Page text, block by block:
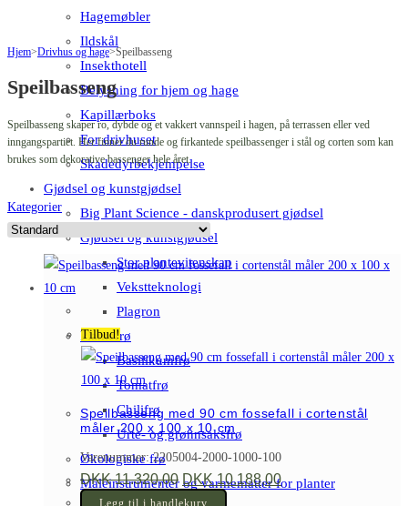
Hagemøbler
Ildskål
Insekthotell
Belysning for hjem og hage
Kapillærboks
For drivhuset
Skadedyrbekjempelse
Gjødsel og kunstgjødsel
Big Plant Science - danskprodusert gjødsel
Gjødsel og kunstgjødsel
Stor plantevitenskap
Vekstteknologi
Plagron
Plantefrø
Basilikumfrø
Tomatfrø
Chilifrø
Urte- og grønnsaksfrø
Økologiske frø
Måleinstrumenter og varmematter for planter
Hjem>Drivhus og hage>Speilbasseng
Speilbasseng
Speilbasseng skaper ro, dybde og et vakkert vannspeil i hagen, på terrassen eller ved
inngangspartiet. Her finner du runde og firkantede speilbassenger i stål og corten som kan
brukes som dekorative bassenger hele året.
Kategorier
Tilbud!
Speilbasseng med 90 cm fossefall i cortenstål
måler 200 x 100 x 10 cm
Varenummer: 2205004-2000-1000-100
DKK11.320,00 Opprinnelig
pris
DKK10.188,00Nåværende
pris
Legg til i handlekurv